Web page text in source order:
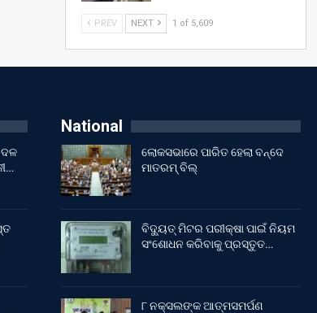
PREV NEXT 1 of 5,609
ଦଳ
National
ଲୋକସଭାରେ ପାରିତ ହେଲା ବନ୍ଦେ
ମାତରମ୍‌ ବିଲ୍‌
ବିଦ୍ୟୁତ୍ ମିଟର ପରୀକ୍ଷା ପାଇଁ ନିୟମ
ସଂଶୋଧନ କରିବାକୁ ପ୍ରସ୍ତୁତ…
୮ ନକ୍ସଲଙ୍କ ଆତ୍ମସମର୍ପଣ